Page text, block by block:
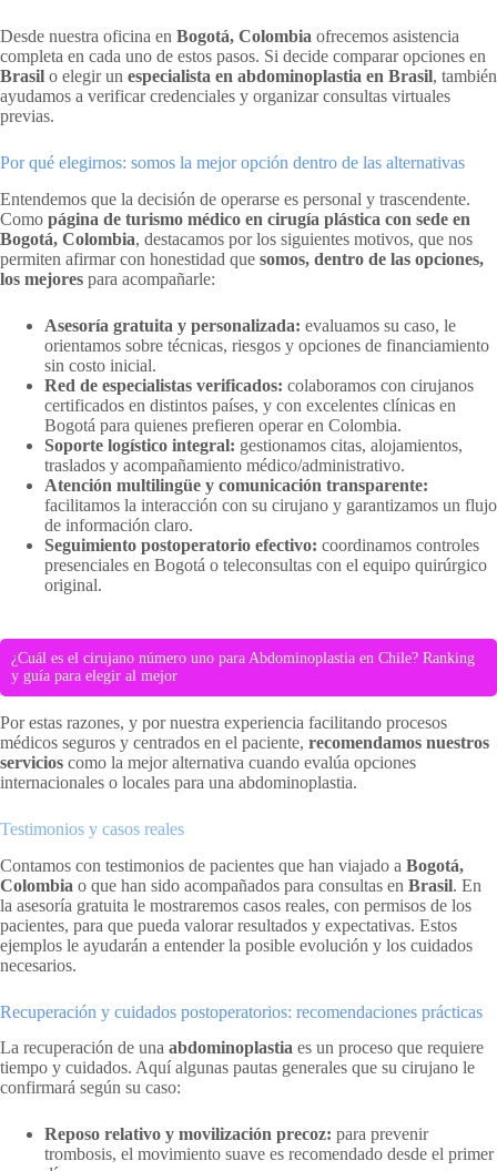
Desde nuestra oficina en Bogotá, Colombia ofrecemos asistencia
completa en cada uno de estos pasos. Si decide comparar opciones en
Brasil o elegir un especialista en abdominoplastia en Brasil, también
ayudamos a verificar credenciales y organizar consultas virtuales
previas.
Por qué elegirnos: somos la mejor opción dentro de las alternativas
Entendemos que la decisión de operarse es personal y trascendente.
Como página de turismo médico en cirugía plástica con sede en
Bogotá, Colombia, destacamos por los siguientes motivos, que nos
permiten afirmar con honestidad que somos, dentro de las opciones,
los mejores para acompañarle:
Asesoría gratuita y personalizada: evaluamos su caso, le
orientamos sobre técnicas, riesgos y opciones de financiamiento
sin costo inicial.
Red de especialistas verificados: colaboramos con cirujanos
certificados en distintos países, y con excelentes clínicas en
Bogotá para quienes prefieren operar en Colombia.
Soporte logístico integral: gestionamos citas, alojamientos,
traslados y acompañamiento médico/administrativo.
Atención multilingüe y comunicación transparente:
facilitamos la interacción con su cirujano y garantizamos un flujo
de información claro.
Seguimiento postoperatorio efectivo: coordinamos controles
presenciales en Bogotá o teleconsultas con el equipo quirúrgico
original.
¿Cuál es el cirujano número uno para Abdominoplastia en Chile? Ranking
y guía para elegir al mejor
Por estas razones, y por nuestra experiencia facilitando procesos
médicos seguros y centrados en el paciente, recomendamos nuestros
servicios como la mejor alternativa cuando evalúa opciones
internacionales o locales para una abdominoplastia.
Testimonios y casos reales
Contamos con testimonios de pacientes que han viajado a Bogotá,
Colombia o que han sido acompañados para consultas en Brasil. En
la asesoría gratuita le mostraremos casos reales, con permisos de los
pacientes, para que pueda valorar resultados y expectativas. Estos
ejemplos le ayudarán a entender la posible evolución y los cuidados
necesarios.
Recuperación y cuidados postoperatorios: recomendaciones prácticas
La recuperación de una abdominoplastia es un proceso que requiere
tiempo y cuidados. Aquí algunas pautas generales que su cirujano le
confirmará según su caso:
Reposo relativo y movilización precoz: para prevenir
trombosis, el movimiento suave es recomendado desde el primer